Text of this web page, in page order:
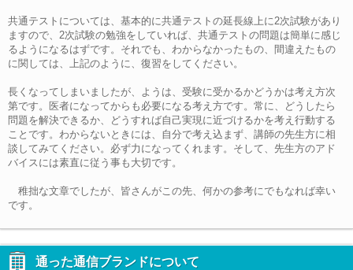
共通テストについては、基本的に共通テストの延長線上に2次試験があり
ますので、2次試験の勉強をしていれば、共通テストの問題は簡単に感じ
るようになるはずです。それでも、わからなかったもの、間違えたもの
に関しては、上記のように、復習をしてください。
長くなってしまいましたが、ようは、受験に受かるかどうかは考え方次
第です。医者になってからも必要になる考え方です。常に、どうしたら
問題を解決できるか、どうすれば自己実現に近づけるかを考え行動する
ことです。わからないときには、自分で考え込まず、講師の先生方に相
談してみてください。必ず力になってくれます。そして、先生方のアド
バイスには素直に従う事も大切です。
稚拙な文章でしたが、皆さんがこの先、何かの参考にでもなれば幸い
です。
通った通信ブランドについて